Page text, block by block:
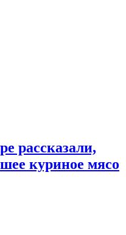
рассказали,
куриное мясо